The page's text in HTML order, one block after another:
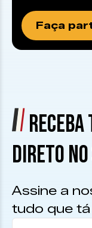
Faça
RECEBA
DIRETO
Assine a
tudo que